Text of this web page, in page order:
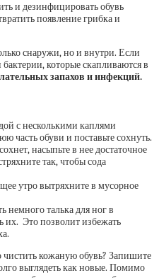
и дезинфицировать обувь
появление грибка и
снаружи, но и внутри. Если
которые скапливаются в
запахов и инфекций.
с несколькими каплями
часть обуви и поставьте сохнуть.
насыпьте в нее достаточное
так, чтобы сода
утро вытряхните в мусорное
немного талька для ног в
их. Это позволит избежать
чистить кожаную обувь? Запишите
выглядеть как новые. Помимо